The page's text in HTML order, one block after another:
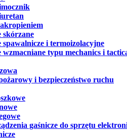
skórzane
spawalnicze i termoizolacyjne
wzmacniane typu mechanics i
i bezpieczeństwo ruchu
gaśnicze do sprzętu